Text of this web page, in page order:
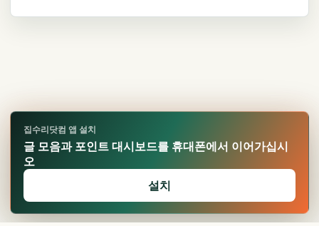
집수리닷컴 앱 설치
글 모음과 포인트 대시보드를 휴대폰에서 이어가십시
오
설치